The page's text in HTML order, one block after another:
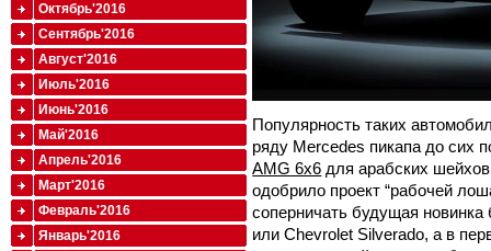
Популярность таких
ряду Mercedes пикапа до сих
AMG 6x6 для арабских
одобрило проект “рабочей
соперничать будущая
или Chevrolet Silverado, а в
Октябрь'2016
Сентябрь'2016
Август'2016
Июль'2016
Июнь'2016
Май'2016
Апрель'2016
Март'2016
Февраль'2016
Январь'2016